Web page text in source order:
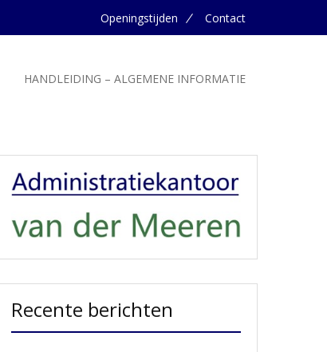
Openingstijden Contact
HANDLEIDING – ALGEMENE INFORMATIE
Recente berichten